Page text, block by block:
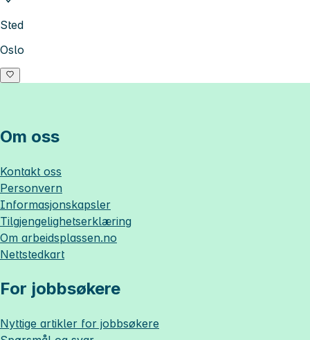
Sted
Oslo
Om oss
Kontakt oss
Personvern
Informasjonskapsler
Tilgjengelighetserklæring
Om arbeidsplassen.no
Nettstedkart
For jobbsøkere
Nyttige artikler for jobbsøkere